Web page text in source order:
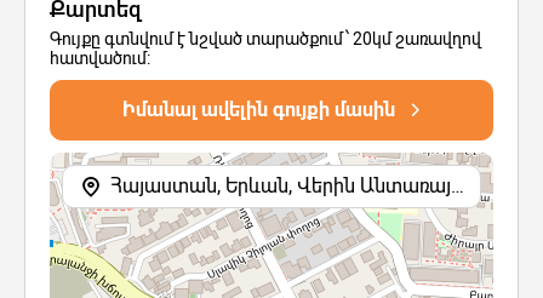
Քարտեզ
Գույքը գտնվում է նշված տարածքում՝ 20կմ շառավղով
հատվածում:
Իմանալ ավելին գույքի մասին
Հայաստան, Երևան, Վերին Անտառային փողոց